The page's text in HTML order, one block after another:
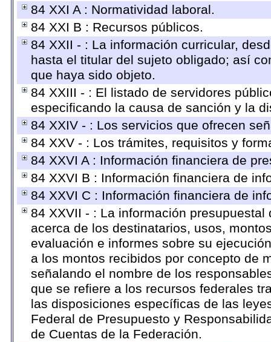
84 XXI A : Normatividad laboral.
84 XXI B : Recursos públicos.
84 XXII - : La información curricular,
hasta el titular del sujeto obligado; así
que haya sido objeto.
84 XXIII - : El listado de servidores
especificando la causa de sanción y la
84 XXIV - : Los servicios que ofrecen
84 XXV - : Los trámites, requisitos y
84 XXVI A : Información financiera de
84 XXVI B : Información financiera de
84 XXVI C : Información financiera de
84 XXVII - : La información
acerca de los destinatarios, usos,
evaluación e informes sobre su
a los montos recibidos por concepto de
señalando el nombre de los
que se refiere a los recursos federales
las disposiciones específicas de las
Federal de Presupuesto y
de Cuentas de la Federación.